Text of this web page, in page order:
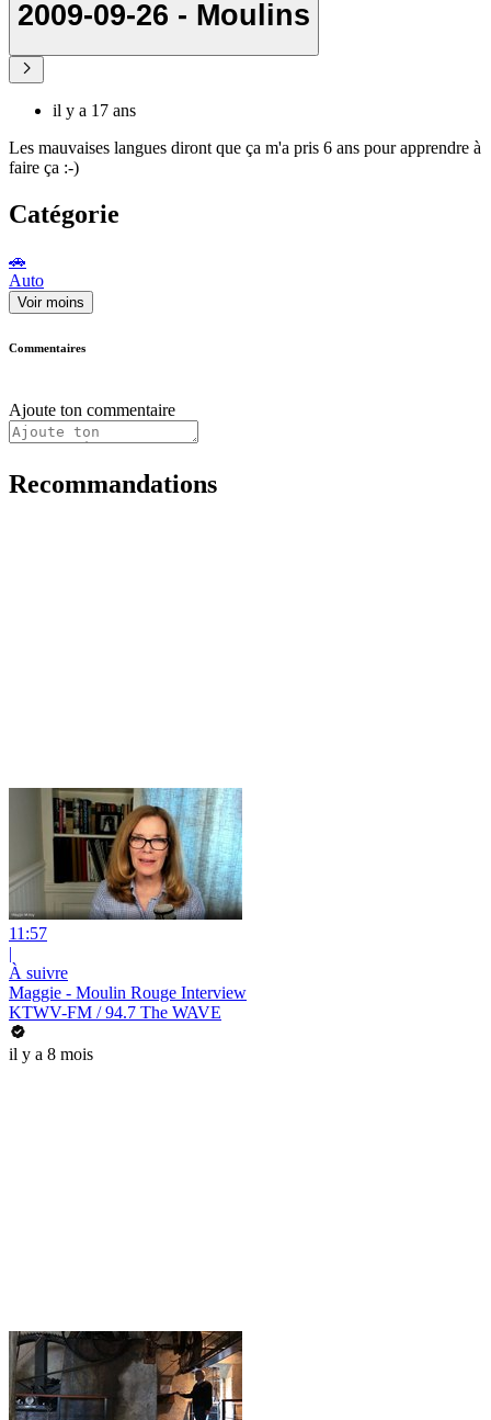
2009-09-26 - Moulins
il y a 17 ans
Les mauvaises langues diront que ça m'a pris 6 ans pour apprendre à
faire ça :-)
Catégorie
🚗
Auto
Voir moins
Commentaires
Ajoute ton commentaire
Recommandations
11:57
|
À suivre
Maggie - Moulin Rouge Interview
KTWV-FM / 94.7 The WAVE
il y a 8 mois